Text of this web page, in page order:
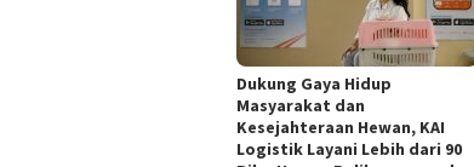
Dukung Gaya Hidup
Masyarakat dan
Kesejahteraan Hewan, KAI
Logistik Layani Lebih dari 90